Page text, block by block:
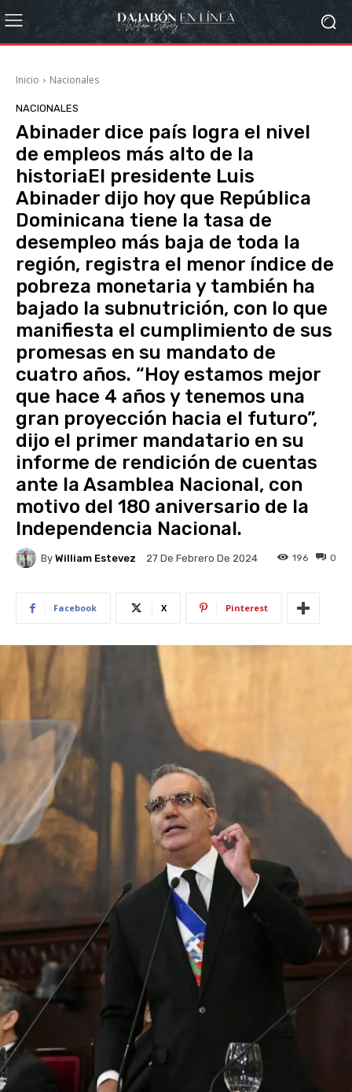
Inicio Nacionales
NACIONALES
Abinader dice país logra el nivel
de empleos más alto de la
historiaEl presidente Luis
Abinader dijo hoy que República
Dominicana tiene la tasa de
desempleo más baja de toda la
región, registra el menor índice de
pobreza monetaria y también ha
bajado la subnutrición, con lo que
manifiesta el cumplimiento de sus
promesas en su mandato de
cuatro años. “Hoy estamos mejor
que hace 4 años y tenemos una
gran proyección hacia el futuro”,
dijo el primer mandatario en su
informe de rendición de cuentas
ante la Asamblea Nacional, con
motivo del 180 aniversario de la
Independencia Nacional.
By William Estevez 27 De Febrero De 2024 0
196
Facebook X Pinterest